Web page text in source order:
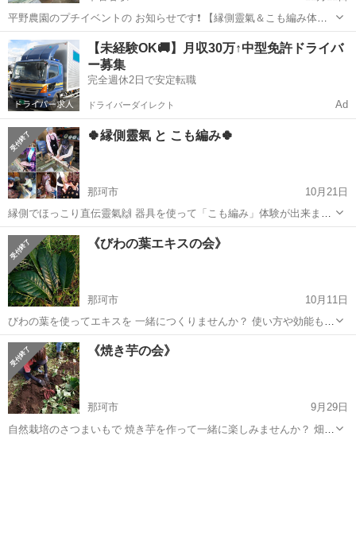
平野農園のプチイベントの お知らせです❗️ 【縁側靈氣＆こも編み体
験】 縁側でほっこり直伝靈氣✨ 「こも編み」の道具を使って マコモ
の座布団を編みませんか？🤗 🍵ティータイム☕️もございます🥰 ☘️
11/27(土) ☘...
茨城 那珂市 下菅谷駅 その他 マコモ
【未経験OK🚚】月収30万↑中型免許ドライバ
ー募集
完全週休2日で安定転職
ドライバーダイレクト Ad
🍀縁側靈氣 と こも編み🍀
那珂市
10月21日
縁側でほっこり直伝靈氣🙌 器具を使って「こも編み」体験が出来ます
🤗 🫖ティータイム☕️もございます🥰 参加費¥2000 定員 5名様 予約制
茨城 那珂市 その他 農園
《びわの葉エキスの会》
那珂市
10月11日
びわの葉を使ってエキスを 一緒につくりませんか？ 使い方や効能もレ
クチャーいたします。 🌿10月23日(土) 13時～ 🌿会費 ￥1000 ＋ 材料
茨城 那珂市 その他 農園
《焼き芋の会》
那珂市
9月29日
自然栽培のさつまいもで 焼き芋を作って一緒に楽しみませんか？ 畑で